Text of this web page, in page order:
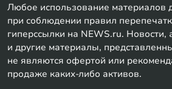
Любое использование материалов
при соблюдении правил
гиперссылки на NEWS.ru. Новости,
и другие материалы,
не являются офертой или
продаже каких-либо активов.